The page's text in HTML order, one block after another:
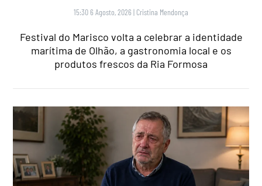
15:30 6 Agosto, 2026 | Cristina Mendonça
Festival do Marisco volta a celebrar a identidade
marítima de Olhão, a gastronomia local e os
produtos frescos da Ria Formosa